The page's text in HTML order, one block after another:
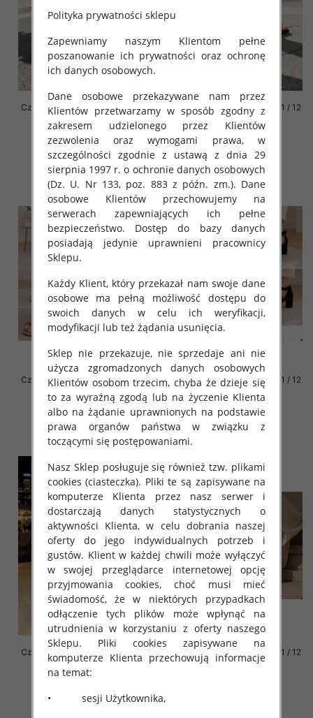
Czółenki damskie Roz 36-41 / 12
54.00 zł
szczegóły
Czółenki damskie Roz 36-41 / 12
par
54.00 zł
szczegóły
Czółenki damskie Roz 36-41 / 12
54.00 zł
szczegóły
Czółenki damskie Roz 36-41 / 12
par
54.00 zł
szczegóły
Czółenki damskie Roz 36-41 / 12
par
szczegóły
Czółenki damskie Roz 36-41 / 12
par
Polityka prywatności sklepu
Zapewniamy naszym Klientom pełne
poszanowanie ich prywatności oraz ochronę
ich danych osobowych.
Dane osobowe przekazywane nam przez
Klientów przetwarzamy w sposób zgodny z
zakresem udzielonego przez Klientów
zezwolenia oraz wymogami prawa, w
szczególności zgodnie z ustawą z dnia 29
sierpnia 1997 r. o ochronie danych osobowych
(Dz. U. Nr 133, poz. 883 z późn. zm.). Dane
osobowe Klientów przechowujemy na
serwerach zapewniających ich pełne
bezpieczeństwo. Dostęp do bazy danych
posiadają jedynie uprawnieni pracownicy
Sklepu.
Każdy Klient, który przekazał nam swoje dane
osobowe ma pełną możliwość dostępu do
swoich danych w celu ich weryfikacji,
modyfikacji lub też żądania usunięcia.
Sklep nie przekazuje, nie sprzedaje ani nie
użycza zgromadzonych danych osobowych
Klientów osobom trzecim, chyba że dzieje się
to za wyraźną zgodą lub na życzenie Klienta
albo na żądanie uprawnionych na podstawie
prawa organów państwa w związku z
toczącymi się postępowaniami.
Nasz Sklep posługuje się również tzw. plikami
cookies (ciasteczka). Pliki te są zapisywane na
komputerze Klienta przez nasz serwer i
dostarczają danych statystycznych o
aktywności Klienta, w celu dobrania naszej
oferty do jego indywidualnych potrzeb i
gustów. Klient w każdej chwili może wyłączyć
w swojej przeglądarce internetowej opcję
przyjmowania cookies, choć musi mieć
świadomość, że w niektórych przypadkach
odłączenie tych plików może wpłynąć na
utrudnienia w korzystaniu z oferty naszego
Sklepu. Pliki cookies zapisywane na
komputerze Klienta przechowują informacje
na temat:
• sesji Użytkownika,